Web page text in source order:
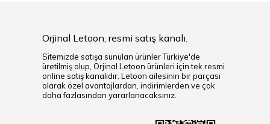
Orjinal Letoon, resmi satış kanalı.
Sitemizde satışa sunulan ürünler Türkiye'de
üretilmiş olup, Orjinal Letoon ürünleri için tek resmi
online satış kanalıdır. Letoon ailesinin bir parçası
olarak özel avantajlardan, indirimlerden ve çok
daha fazlasından yararlanacaksınız.